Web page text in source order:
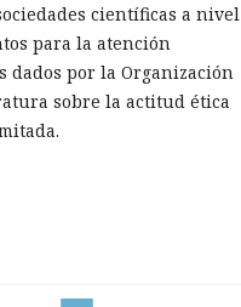
científicas a nivel
para la atención
dados por la Organización
sobre la actitud ética